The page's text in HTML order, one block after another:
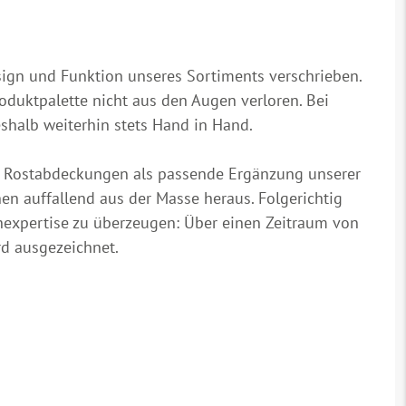
und Funktion unseres Sortiments verschrieben.
nicht aus den Augen verloren. Bei
weiterhin stets Hand in Hand.
als passende Ergänzung unserer
auffallend aus der Masse heraus. Folgerichtig
zu überzeugen: Über einen Zeitraum von
ausgezeichnet.